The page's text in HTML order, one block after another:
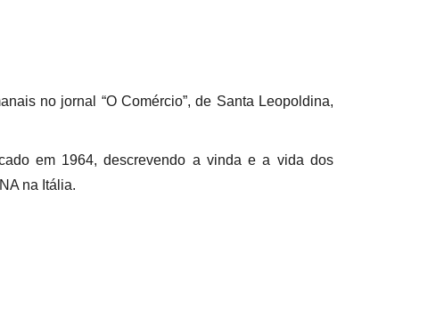
no jornal “O Comércio”, de Santa Leopoldina,
em 1964, descrevendo a vinda e a vida dos
na Itália.